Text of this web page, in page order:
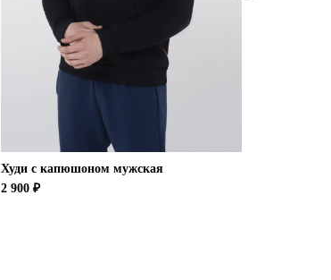
Худи с капюшоном мужская
2 900 ₽